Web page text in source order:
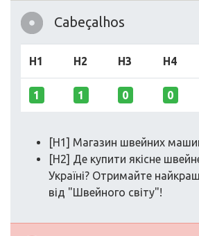
Cabeçalhos
H1 H2 H3 H4
1 1 0 0
[H1] Магазин швейних
[H2] Де купити якісне
Україні? Отримайте
від "Швейного світу"!